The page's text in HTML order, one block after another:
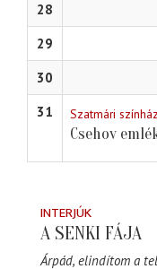
28
29
30
31
Szatmári színház
Csehov
INTERJÚK
A SENKI FÁJA
Árpád, elindítom a